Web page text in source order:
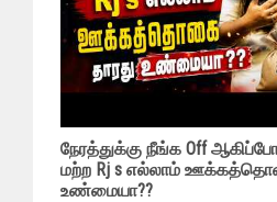
நேரத்துக்கு நீங்க Off
மற்ற Rj s எல்லாம்
உண்மையா??